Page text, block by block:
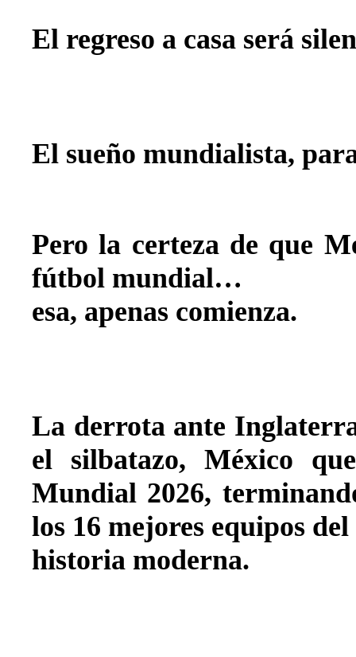
El regreso a casa será
El sueño mundialista,
Pero la certeza de que
fútbol mundial…
esa, apenas comienza.
La derrota ante
el silbatazo, México
Mundial 2026,
los 16 mejores equipos
historia moderna.